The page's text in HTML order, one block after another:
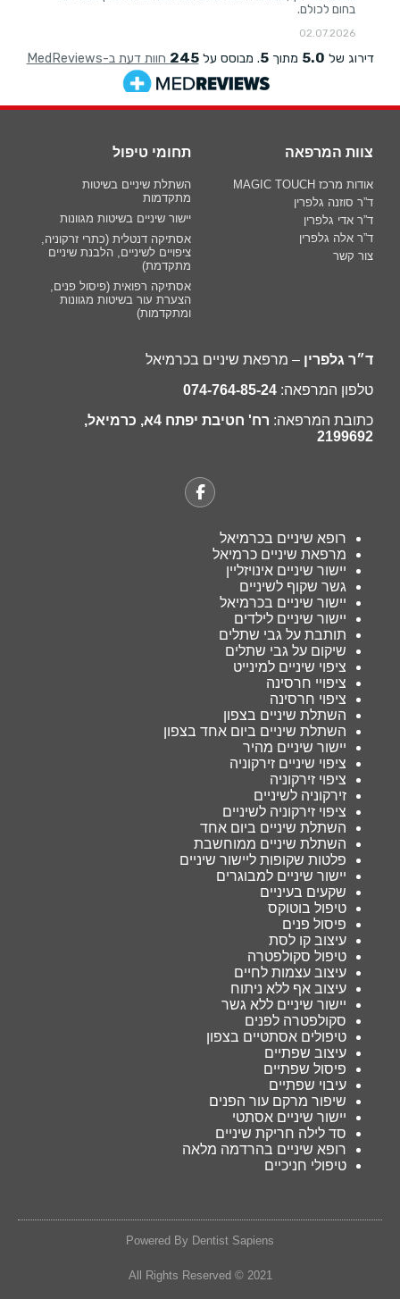
ד״ר גלפרין – מרפאת שיניים בכרמיאל
טלפון המרפאה: 074-764-85-24
כתובת המרפאה:
רח' חטיבת יפתח 4א, כרמיאל,
2199692
תחומי טיפול
השתלת שיניים בשיטות
מתקדמות
יישור שיניים בשיטות מגוונות
אסתיקה דנטלית (כתרי זרקוניה,
ציפויים לשיניים, הלבנת שיניים
מתקדמת)
אסתיקה רפואית (פיסול פנים,
הצערת עור בשיטות מגוונות
ומתקדמות)
צוות המרפאה
אודות מרכז MAGIC TOUCH
ד”ר סוזנה גלפרין
ד”ר אדי גלפרין
ד”ר אלה גלפרין
צור קשר
רופא שיניים בכרמיאל
מרפאת שיניים כרמיאל
יישור שיניים אינויזליין
גשר שקוף לשיניים
יישור שיניים בכרמיאל
יישור שיניים לילדים
תותבת על גבי שתלים
שיקום על גבי שתלים
ציפוי שיניים למינייט
ציפויי חרסינה
ציפוי חרסינה
השתלת שיניים בצפון
השתלת שיניים ביום אחד בצפון
יישור שיניים מהיר
ציפוי שיניים זירקוניה
ציפוי זירקוניה
זירקוניה לשיניים
ציפוי זירקוניה לשיניים
השתלת שיניים ביום אחד
השתלת שיניים ממוחשבת
פלטות שקופות ליישור שיניים
יישור שיניים למבוגרים
שקעים בעיניים
טיפול בוטוקס
פיסול פנים
עיצוב קו לסת
טיפול סקולפטרה
עיצוב עצמות לחיים
עיצוב אף ללא ניתוח
יישור שיניים ללא גשר
סקולפטרה לפנים
טיפולים אסתטיים בצפון
עיצוב שפתיים
פיסול שפתיים
עיבוי שפתיים
שיפור מרקם עור הפנים
יישור שיניים אסתטי
סד לילה חריקת שיניים
רופא שיניים בהרדמה מלאה
טיפולי חניכיים
2021 © All Rights Reserved
Powered By Dentist Sapiens